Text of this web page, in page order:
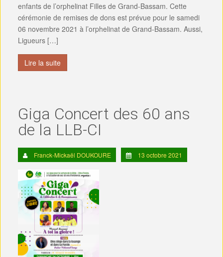
enfants de l’orphelinat Filles de Grand-Bassam. Cette
cérémonie de remises de dons est prévue pour le samedi
06 novembre 2021 à l’orphelinat de Grand-Bassam. Aussi,
Ligueurs […]
Lire la suite
Giga Concert des 60 ans
de la LLB-CI
Franck-Mickaël DOUKOURE 13 octobre 2021